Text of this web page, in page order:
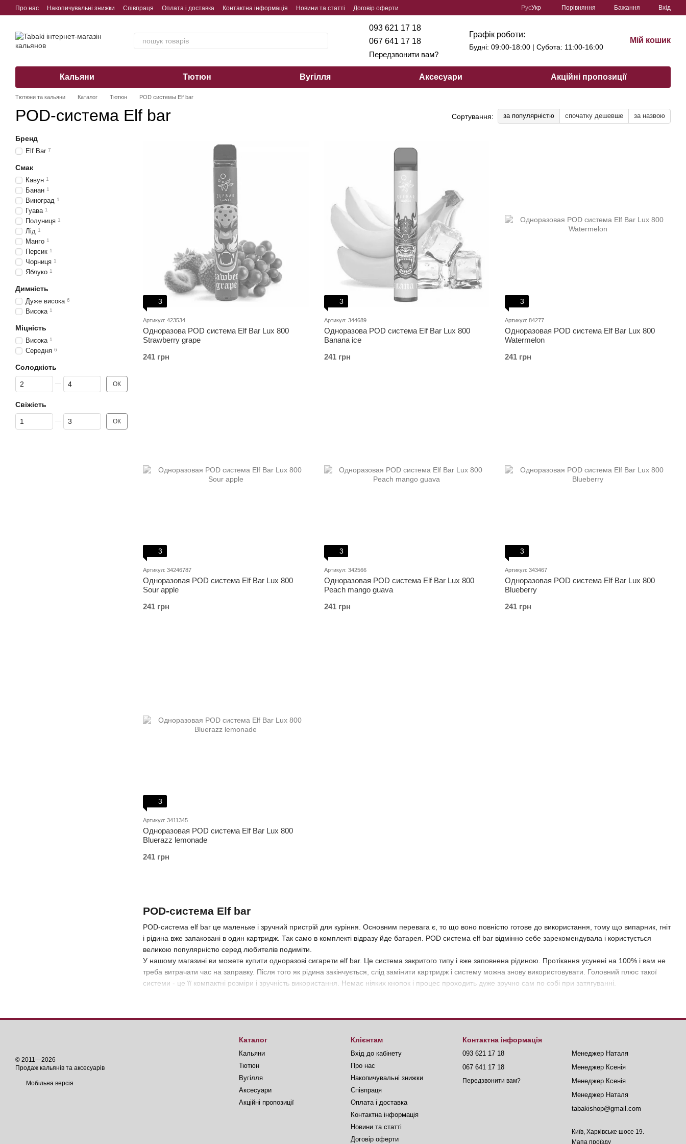
Перейти до основного контенту
Про нас Накопичувальні знижки Співпраця Оплата і доставка Контактна інформація Новини та статті
Договір оферти
РусУкр Порівняння Бажання Вхід
093 621 17 18
067 641 17 18
Передзвонити вам?
Графік роботи:
Будні: 09:00-18:00 | Субота: 11:00-16:00
Мій кошик
Кальяни Тютюн Вугілля Аксесуари Акційні пропозиції
Тютюни та кальяни Каталог Тютюн POD системы Elf bar
POD-система Elf bar Сортування: за популярністю спочатку дешевше за назвою
POD-система Elf bar
POD-система elf bar це маленьке і зручний пристрій для куріння. Основним перевага є, то що воно повністю готове до використання, тому що випарник, гніт
і рідина вже запаковані в один картридж. Так само в комплекті відразу йде батарея. POD система elf bar відмінно себе зарекомендувала і користується
великою популярністю серед любителів подиміти.
У нашому магазині ви можете купити одноразові сигарети elf bar. Це система закритого типу і вже заповнена рідиною. Протікання усунені на 100% і вам не
треба витрачати час на заправку. Після того як рідина закінчується, слід замінити картридж і систему можна знову використовувати. Головний плюс такої
системи - це її компактні розміри і зручність використання. Немає ніяких кнопок і процес проходить дуже зручно сам по собі при затягуванні.
Переваги ПОД система Ельф бар:
Маленький розмір дозволяє легко вмістити прилад в кишеню
Просте використання, немає ніяких кнопок
Не треба витрачати час на заправку, просто вставте новий картридж
3
Артикул: 423534
Одноразова POD система Elf Bar Lux 800
Strawberry grape
241 грн
3
Артикул: 344689
Одноразова POD система Elf Bar Lux 800
Banana ice
241 грн
3
Артикул: 84277
Одноразовая POD система Elf Bar Lux 800
Watermelon
241 грн
3
Артикул: 34246787
Одноразовая POD система Elf Bar Lux 800
Sour apple
241 грн
3
Артикул: 342566
Одноразовая POD система Elf Bar Lux 800
Peach mango guava
241 грн
3
Артикул: 343467
Одноразовая POD система Elf Bar Lux 800
Blueberry
241 грн
3
Артикул: 3411345
Одноразовая POD система Elf Bar Lux 800
Bluerazz lemonade
241 грн
Бренд
Elf Bar 7
Смак
Кавун 1
Банан 1
Виноград 1
Гуава 1
Полуниця 1
Лід 1
Манго 1
Персик 1
Чорниця 1
Яблуко 1
Димність
Дуже висока 6
Висока 1
Міцність
Висока 1
Середня 6
Солодкість
Від Солодкість
До Солодкість ОК
Свіжість
Від Свіжість
До Свіжість ОК
© 2011—2026
Продаж кальянів та аксесуарів
Мобільна версія
Каталог
Кальяни
Тютюн
Вугілля
Аксесуари
Акційні пропозиції
Клієнтам
Вхід до кабінету
Про нас
Накопичувальні знижки
Співпраця
Оплата і доставка
Контактна інформація
Новини та статті
Договір оферти
Контактна інформація
093 621 17 18
067 641 17 18
Передзвонити вам?
Менеджер Наталя
Менеджер Ксенія
Менеджер Ксенія
Менеджер Наталя
tabakishop@gmail.com
Київ, Харківське шосе 19.
Мапа проїзду